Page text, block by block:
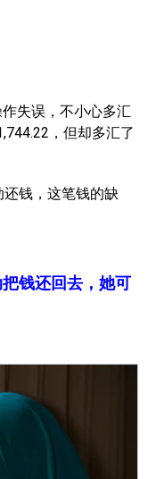
失误，不小心多汇
，但却多汇了
还钱，这笔钱的缺
钱还回去，她可